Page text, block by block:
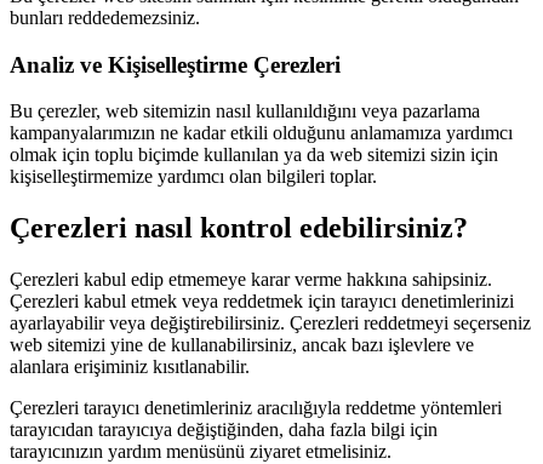
bunları reddedemezsiniz.
Analiz ve Kişiselleştirme Çerezleri
Bu çerezler, web sitemizin nasıl kullanıldığını veya pazarlama
kampanyalarımızın ne kadar etkili olduğunu anlamamıza yardımcı
olmak için toplu biçimde kullanılan ya da web sitemizi sizin için
kişiselleştirmemize yardımcı olan bilgileri toplar.
Çerezleri nasıl kontrol edebilirsiniz?
Çerezleri kabul edip etmemeye karar verme hakkına sahipsiniz.
Çerezleri kabul etmek veya reddetmek için tarayıcı denetimlerinizi
ayarlayabilir veya değiştirebilirsiniz. Çerezleri reddetmeyi seçerseniz
web sitemizi yine de kullanabilirsiniz, ancak bazı işlevlere ve
alanlara erişiminiz kısıtlanabilir.
Çerezleri tarayıcı denetimleriniz aracılığıyla reddetme yöntemleri
tarayıcıdan tarayıcıya değiştiğinden, daha fazla bilgi için
tarayıcınızın yardım menüsünü ziyaret etmelisiniz.